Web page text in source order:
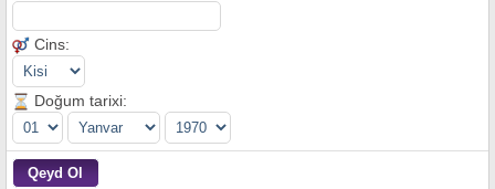
Cins:
Doğum tarixi: